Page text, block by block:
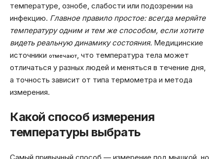
температуре, ознобе, слабости или подозрении на
инфекцию. Главное правило простое: всегда меряйте
температуру одним и тем же способом, если хотите
видеть реальную динамику состояния. Медицинские
источники отмечают , что температура тела может
отличаться у разных людей и меняться в течение дня,
а точность зависит от типа термометра и метода
измерения.
Какой способ измерения
температуры выбрать
Самый привычный способ — измерение под мышкой, но